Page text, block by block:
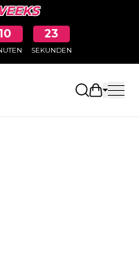
10 23
SEKUNDEN